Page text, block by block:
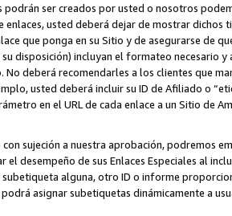
podrán ser creados por usted o nosotros
usted deberá dejar de mostrar dichos
que ponga en su Sitio y de asegurarse de
disposición) incluyan el formateo necesario
No deberá recomendarles a los clientes que
usted deberá incluir su ID de Afiliado o
en el URL de cada enlace a un Sitio de
sujeción a nuestra aprobación, podremos
desempeño de sus Enlaces Especiales al
alguna, otro ID o informe
asignar subetiquetas dinámicamente a